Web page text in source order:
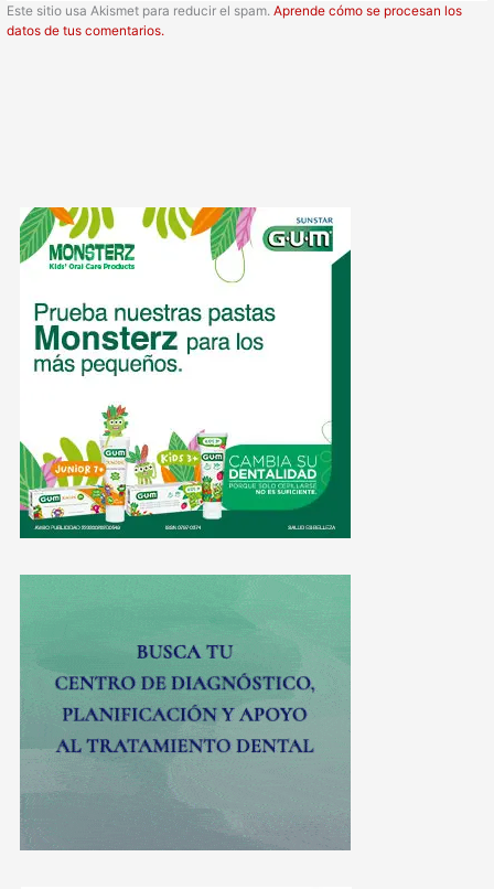
Este sitio usa Akismet para reducir el spam.Aprende cómo se procesan los
datos de tus comentarios.